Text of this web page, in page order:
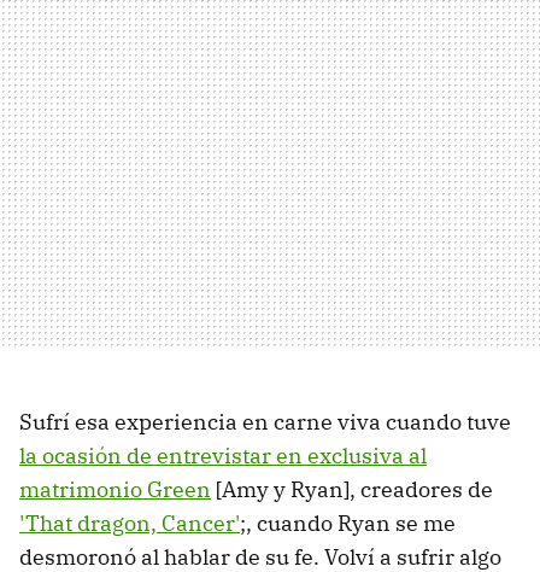
Sufrí esa experiencia en carne viva cuando tuve
la ocasión de entrevistar en exclusiva al
matrimonio Green [Amy y Ryan], creadores de
'That dragon, Cancer';, cuando Ryan se me
desmoronó al hablar de su fe. Volví a sufrir algo